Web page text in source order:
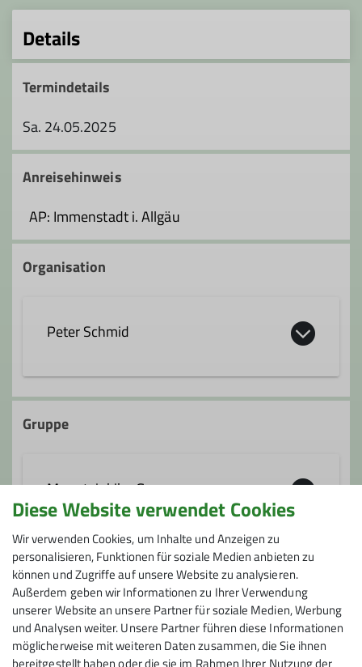
Details
Termindetails
Sa. 24.05.2025
Anreisehinweis
AP: Immenstadt i. Allgäu
Organisation
Peter Schmid
peter.schmid@dav-fn.de
Hüttenwart*in Lankhütte
Gruppe
Mountainbike Gruppe
Vom Einsteiger bis zum Single Trail
Könner ist bei uns alles geboten.
Kontakt aufnehmen
Preis
Fahrtkosten: € 44,- pro Pkw
Diese Website verwendet Cookies
Wir verwenden Cookies, um Inhalte und Anzeigen zu
personalisieren, Funktionen für soziale Medien anbieten zu
können und Zugriffe auf unsere Website zu analysieren.
Außerdem geben wir Informationen zu Ihrer Verwendung
unserer Website an unsere Partner für soziale Medien, Werbung
und Analysen weiter. Unsere Partner führen diese Informationen
möglicherweise mit weiteren Daten zusammen, die Sie ihnen